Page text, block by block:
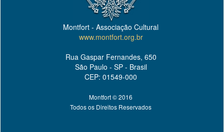
Montfort - Associação Cultural
www.montfort.org.br
Rua Gaspar Fernandes, 650
São Paulo - SP - Brasil
CEP: 01549-000
Montfort © 2016
Todos os Direitos Reservados